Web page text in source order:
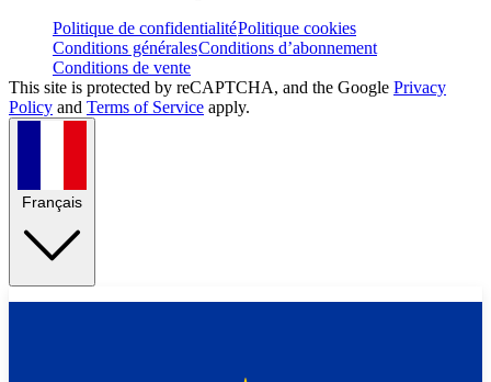
Politique de confidentialitéPolitique cookies
Conditions généralesConditions d’abonnement
Conditions de vente
This site is protected by reCAPTCHA, and the Google Privacy
Policy and Terms of Service apply.
Français